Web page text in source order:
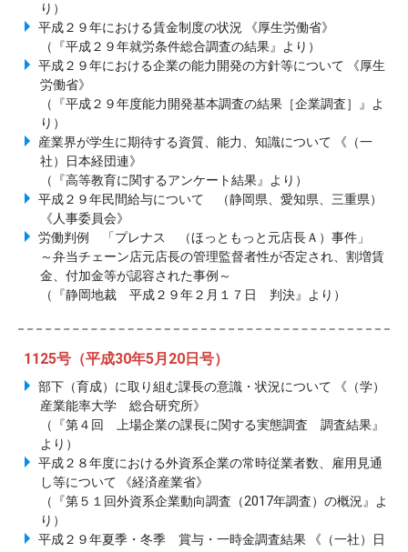
り）
平成２９年における賃金制度の状況 《厚生労働省》
（『平成２９年就労条件総合調査の結果』より）
平成２９年における企業の能力開発の方針等について 《厚生
労働省》
（『平成２９年度能力開発基本調査の結果［企業調査］』よ
り）
産業界が学生に期待する資質、能力、知識について 《（一
社）日本経団連》
（『高等教育に関するアンケート結果』より）
平成２９年民間給与について （静岡県、愛知県、三重県）
《人事委員会》
労働判例 「プレナス （ほっともっと元店長Ａ）事件」
～弁当チェーン店元店長の管理監督者性が否定され、割増賃
金、付加金等が認容された事例～
（『静岡地裁 平成２９年２月１７日 判決』より）
1125号（平成30年5月20日号）
部下（育成）に取り組む課長の意識・状況について 《（学）
産業能率大学 総合研究所》
（『第４回 上場企業の課長に関する実態調査 調査結果』
より）
平成２８年度における外資系企業の常時従業者数、雇用見通
し等について 《経済産業省》
（『第５１回外資系企業動向調査（2017年調査）の概況』よ
り）
平成２９年夏季・冬季 賞与・一時金調査結果 《（一社）日